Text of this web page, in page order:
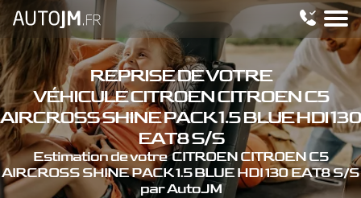
REPRISE DE VOTRE
VÉHICULE CITROEN CITROEN C5
AIRCROSS SHINE PACK 1.5 BLUE HDI 130
EAT8 S/S
Estimation de votre CITROEN CITROEN C5
AIRCROSS SHINE PACK 1.5 BLUE HDI 130 EAT8 S/S
par AutoJM